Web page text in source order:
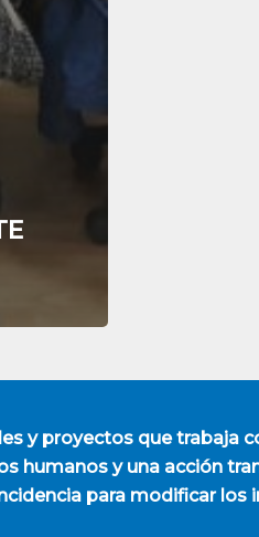
y proyectos que trabaja
humanos y una acción
para modificar los